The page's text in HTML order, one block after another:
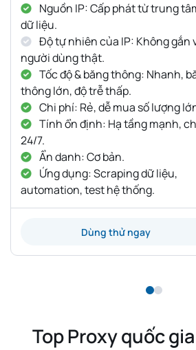
Nguồn IP: Cấp phát từ trung
dữ liệu.
Độ tự nhiên của IP: Không gắn
người dùng thật.
Tốc độ & băng thông: Nhanh,
thông lớn, độ trễ thấp.
Chi phí: Rẻ, dễ mua số lượng
Tính ổn định: Hạ tầng mạnh,
24/7.
Ẩn danh: Cơ bản.
Ứng dụng: Scraping dữ liệu,
automation, test hệ thống.
Dùng thử ngay
Top Proxy quốc gia